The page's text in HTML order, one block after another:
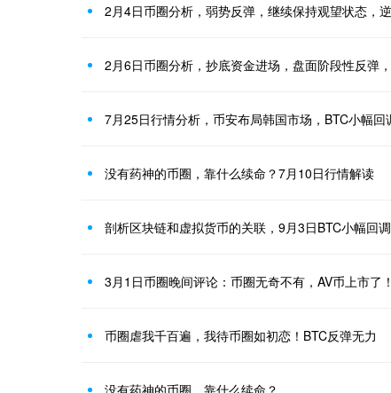
2月4日币圈分析，弱势反弹，继续保持观望状态，
2月6日币圈分析，抄底资金进场，盘面阶段性反弹
7月25日行情分析，币安布局韩国市场，BTC小幅回
没有药神的币圈，靠什么续命？7月10日行情解读
剖析区块链和虚拟货币的关联，9月3日BTC小幅回调
3月1日币圈晚间评论：币圈无奇不有，AV币上市了！
币圈虐我千百遍，我待币圈如初恋！BTC反弹无力
没有药神的币圈，靠什么续命？